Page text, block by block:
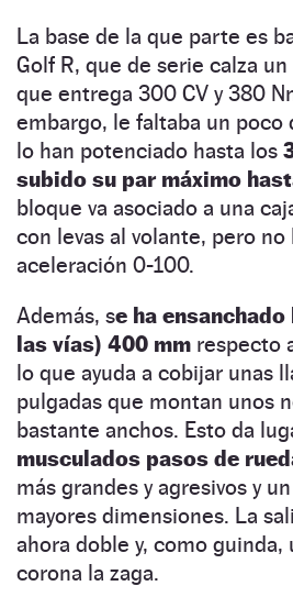
La base de la que parte es
Golf R, que de serie calza
que entrega 300 CV y 380
embargo, le faltaba un poco
lo han potenciado hasta los
subido su par máximo
bloque va asociado a una
con levas al volante, pero
aceleración 0-100.
Además, se ha
las vías) 400 mm respecto
lo que ayuda a cobijar unas
pulgadas que montan unos
bastante anchos. Esto da
musculados pasos de
más grandes y agresivos y
mayores dimensiones. La
ahora doble y, como guinda,
corona la zaga.